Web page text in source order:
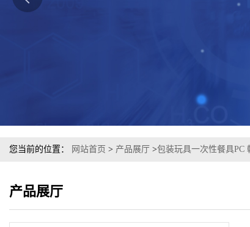
您当前的位置： 网站首页 > 产品展厅 >包装玩具一次性餐具PC
产品展厅